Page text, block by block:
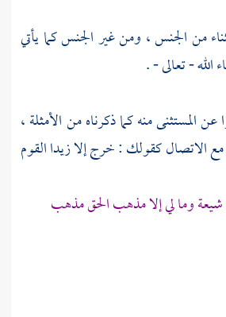
من الجنس ، ومن غير الجنس كما يأتي
- تعالى - .
المستثنى منه كما ذكرناه من الأمثلة ،
الاتصال كقولك : خرج إلا زيدا القوم
شيعة وما لي إلا مذهب الحق مذهب